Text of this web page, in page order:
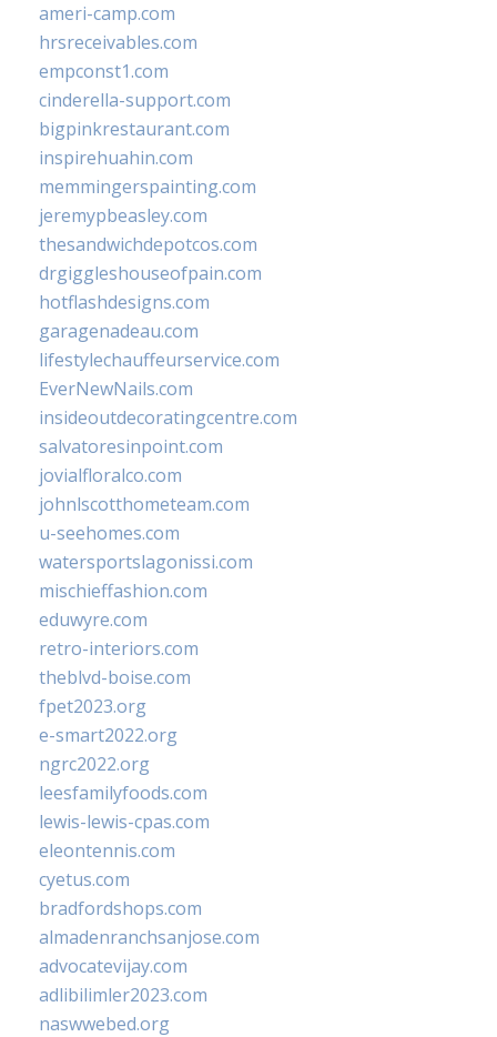
ameri-camp.com
hrsreceivables.com
empconst1.com
cinderella-support.com
bigpinkrestaurant.com
inspirehuahin.com
memmingerspainting.com
jeremypbeasley.com
thesandwichdepotcos.com
drgiggleshouseofpain.com
hotflashdesigns.com
garagenadeau.com
lifestylechauffeurservice.com
EverNewNails.com
insideoutdecoratingcentre.com
salvatoresinpoint.com
jovialfloralco.com
johnlscotthometeam.com
u-seehomes.com
watersportslagonissi.com
mischieffashion.com
eduwyre.com
retro-interiors.com
theblvd-boise.com
fpet2023.org
e-smart2022.org
ngrc2022.org
leesfamilyfoods.com
lewis-lewis-cpas.com
eleontennis.com
cyetus.com
bradfordshops.com
almadenranchsanjose.com
advocatevijay.com
adlibilimler2023.com
naswwebed.org